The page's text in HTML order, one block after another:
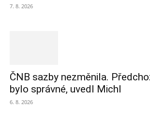
7. 8. 2026
ČNB sazby nezměnila.
bylo správné, uvedl Michl
6. 8. 2026